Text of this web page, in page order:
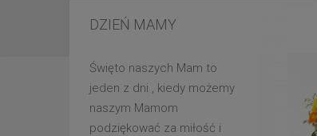
DZIEŃ MAMY
Święto naszych Mam to
jeden z dni , kiedy możemy
naszym Mamom
podziękować za miłość i